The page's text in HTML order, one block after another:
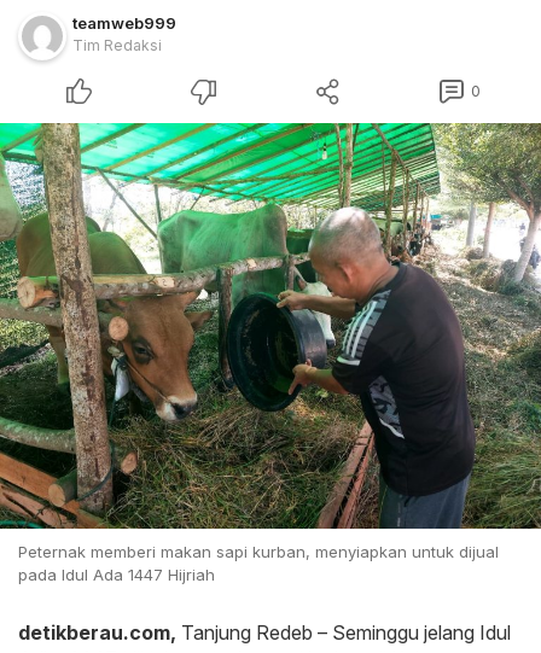
teamweb999
Tim Redaksi
0
Peternak memberi makan sapi kurban, menyiapkan untuk dijual
pada Idul Ada 1447 Hijriah
detikberau.com, Tanjung Redeb – Seminggu jelang Idul